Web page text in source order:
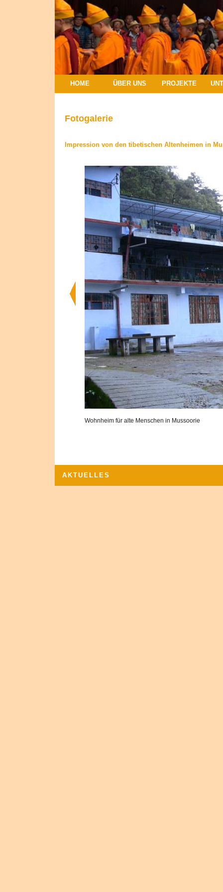
HOME ÜBER UNS PROJEKTE
Fotogalerie
Impression von den tibetischen Altenheimen in
Wohnheim für alte Menschen in Mussoorie
AKTUELLES